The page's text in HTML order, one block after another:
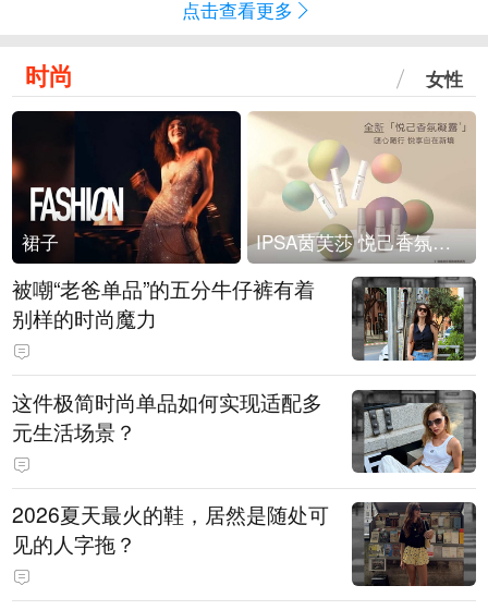
点击查看更多
时尚 女性
裙子 IPSA茵芙莎 悦己香氛凝露上市
被嘲“老爸单品”的五分牛仔裤有着
别样的时尚魔力
这件极简时尚单品如何实现适配多
元生活场景？
2026夏天最火的鞋，居然是随处可
见的人字拖？